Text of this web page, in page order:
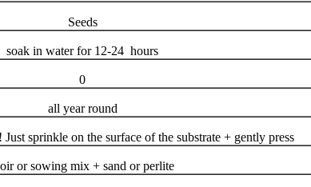
Seeds
soak in water for 12-24 hours
0
all year round
sprinkle on the surface of the substrate + gently press
or sowing mix + sand or perlite